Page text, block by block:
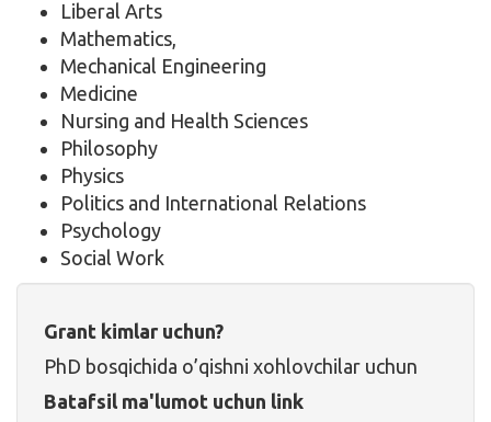
Liberal Arts
Mathematics,
Mechanical Engineering
Medicine
Nursing and Health Sciences
Philosophy
Physics
Politics and International Relations
Psychology
Social Work
Grant kimlar uchun?
PhD bosqichida o’qishni xohlovchilar uchun
Batafsil ma'lumot uchun link